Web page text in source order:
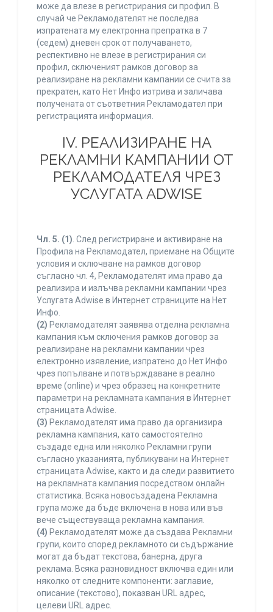
може да влезе в регистрирания си профил. В
случай че Рекламодателят не последва
изпратената му електронна препратка в 7
(седем) дневен срок от получаването,
респективно не влезе в регистрирания си
профил, сключеният рамков договор за
реализиране на рекламни кампании се счита за
прекратен, като Нет Инфо изтрива и заличава
получената от съответния Рекламодател при
регистрацията информация.
IV. РЕАЛИЗИРАНЕ НА
РЕКЛАМНИ КАМПАНИИ ОТ
РЕКЛАМОДАТЕЛЯ ЧРЕЗ
УСЛУГАТА ADWISE
Чл. 5. (1). След регистриране и активиране на
Профила на Рекламодател, приемане на Общите
условия и сключване на рамков договор
съгласно чл. 4, Рекламодателят има право да
реализира и излъчва рекламни кампании чрез
Услугата Adwise в Интернет страниците на Нет
Инфо.
(2) Рекламодателят заявява отделна рекламна
кампания към сключения рамков договор за
реализиране на рекламни кампании чрез
електронно изявление, изпратено до Нет Инфо
чрез попълване и потвърждаване в реално
време (online) и чрез образец на конкретните
параметри на рекламната кампания в Интернет
страницата Adwise.
(3) Рекламодателят има право да организира
рекламна кампания, като самостоятелно
създаде една или няколко Рекламни групи
съгласно указанията, публикувани на Интернет
страницата Adwise, както и да следи развитието
на рекламната кампания посредством онлайн
статистика. Всяка новосъздадена Рекламна
група може да бъде включена в нова или във
вече съществуваща рекламна кампания.
(4) Рекламодателят може да създава Рекламни
групи, които според рекламното си съдържание
могат да бъдат текстова, банерна, друга
реклама. Всяка разновидност включва един или
няколко от следните компоненти: заглавие,
описание (текстово), показван URL адрес,
целеви URL адрес.